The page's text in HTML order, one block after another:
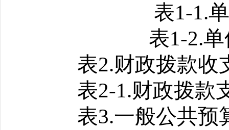
表1-1.
表1-2.
表2.财政拨款收
表2-1.财政拨款
表3.一般公共预